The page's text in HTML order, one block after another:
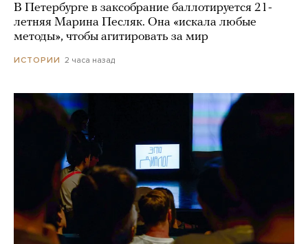
В Петербурге в заксобрание баллотируется 21-
летняя Марина Песляк. Она «искала любые
методы», чтобы агитировать за мир
ИСТОРИИ 2 часа назад